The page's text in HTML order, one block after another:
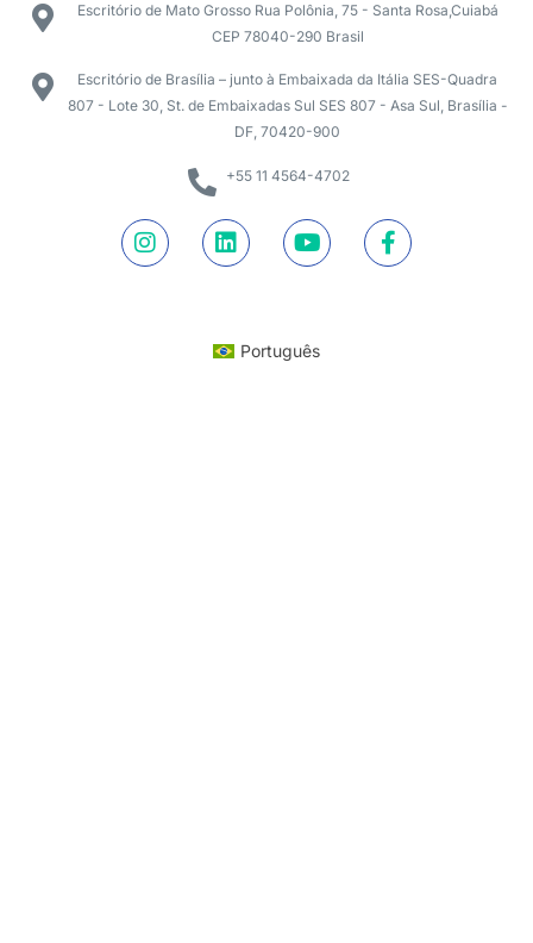
Escritório de Mato Grosso Rua Polônia, 75 - Santa Rosa,Cuiabá
CEP 78040-290 Brasil
Escritório de Brasília – junto à Embaixada da Itália SES-Quadra
807 - Lote 30, St. de Embaixadas Sul SES 807 - Asa Sul, Brasília -
DF, 70420-900
+55 11 4564-4702
Português